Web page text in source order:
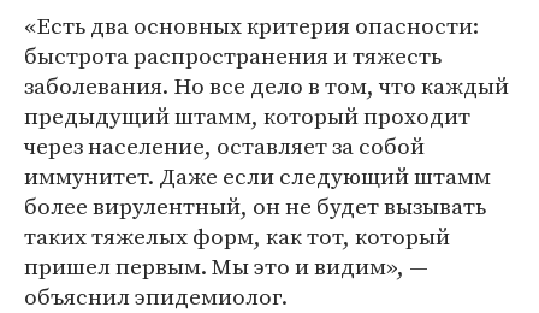
«Есть два основных критерия опасности:
быстрота распространения и тяжесть
заболевания. Но все дело в том, что каждый
предыдущий штамм, который проходит
через население, оставляет за собой
иммунитет. Даже если следующий штамм
более вирулентный, он не будет вызывать
таких тяжелых форм, как тот, который
пришел первым. Мы это и видим», —
объяснил эпидемиолог.